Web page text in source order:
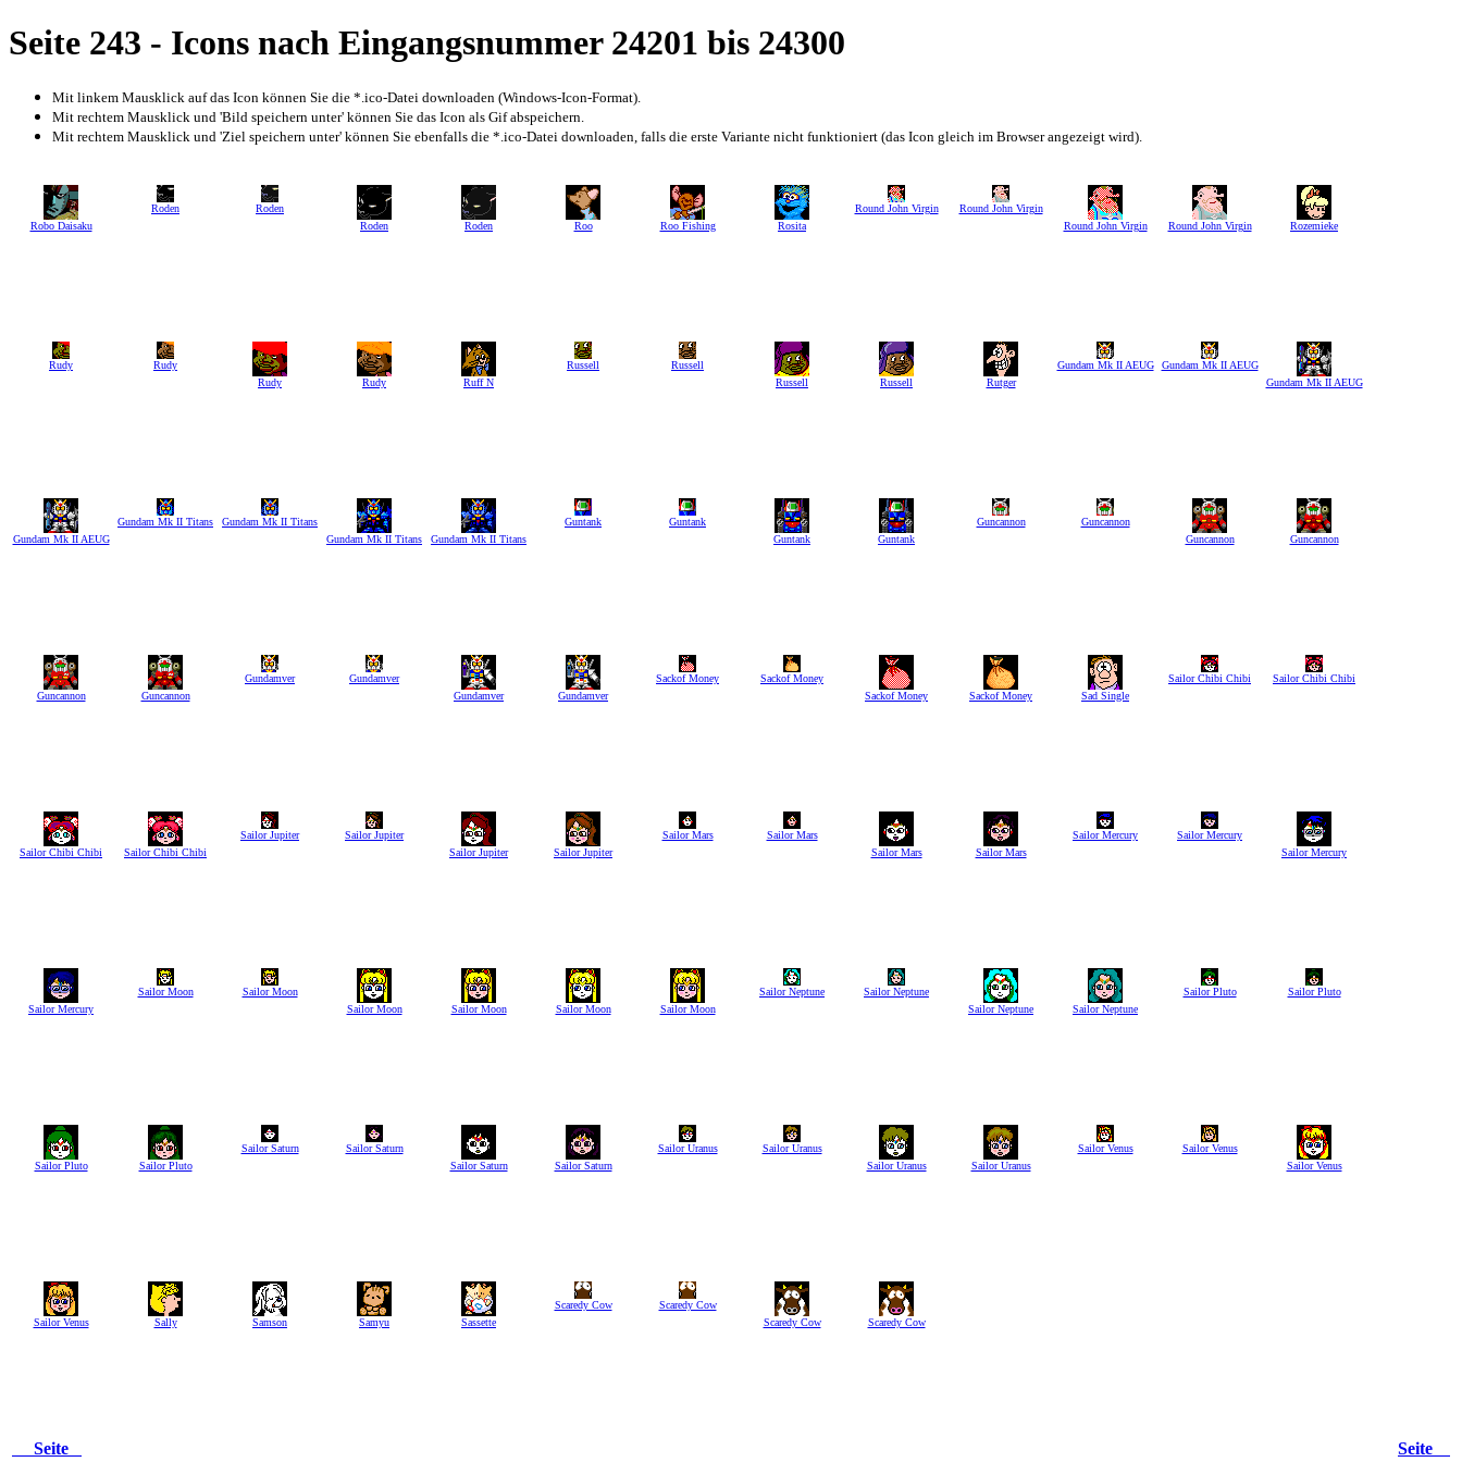
Seite 243 - Icons nach Eingangsnummer 24201 bis 24300
Mit linkem Mausklick auf das Icon können Sie die *.ico-Datei downloaden (Windows-Icon-Format).
Mit rechtem Mausklick und 'Bild speichern unter' können Sie das Icon als Gif abspeichern.
Mit rechtem Mausklick und 'Ziel speichern unter' können Sie ebenfalls die *.ico-Datei downloaden, falls die erste Variante nicht funktioniert (das Icon gleich im Browser angezeigt wird).
Robo Daisaku
Roden
Roden
Roden
Roden Roo Roo Fishing Rosita
Round John Virgin
Round John Virgin
Round John Virgin
Round John Virgin Rozemieke
Rudy
Rudy
Rudy
Rudy Ruff N
Russell
Russell
Russell
Russell Rutger
Gundam Mk II AEUG
Gundam Mk II AEUG
Gundam Mk II AEUG
Gundam Mk II AEUG
Gundam Mk II Titans
Gundam Mk II Titans
Gundam Mk II Titans
Gundam Mk II Titans
Guntank
Guntank
Guntank
Guntank
Guncannon
Guncannon
Guncannon
Guncannon
Guncannon Guncannon
Gundamver
Gundamver
Gundamver
Gundamver
Sackof Money
Sackof Money
Sackof Money
Sackof Money Sad Single
Sailor Chibi Chibi Sailor Chibi Chibi
Sailor Chibi Chibi Sailor Chibi Chibi
Sailor Jupiter
Sailor Jupiter
Sailor Jupiter
Sailor Jupiter
Sailor Mars
Sailor Mars
Sailor Mars
Sailor Mars
Sailor Mercury
Sailor Mercury
Sailor Mercury
Sailor Mercury
Sailor Moon
Sailor Moon
Sailor Moon
Sailor Moon Sailor Moon Sailor Moon
Sailor Neptune
Sailor Neptune
Sailor Neptune
Sailor Neptune
Sailor Pluto Sailor Pluto
Sailor Pluto Sailor Pluto
Sailor Saturn
Sailor Saturn
Sailor Saturn
Sailor Saturn
Sailor Uranus
Sailor Uranus
Sailor Uranus
Sailor Uranus
Sailor Venus
Sailor Venus
Sailor Venus
Sailor Venus Sally Samson Samyu Sassette
Scaredy Cow
Scaredy Cow
Scaredy Cow
Scaredy Cow
Seite
Seite